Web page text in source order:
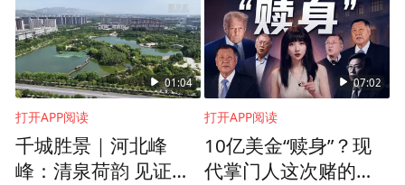
01:04
打开APP阅读
千城胜景｜河北峰
峰：清泉荷韵 见证生
07:02
打开APP阅读
10亿美金“赎身”？现
代掌门人这次赌的是